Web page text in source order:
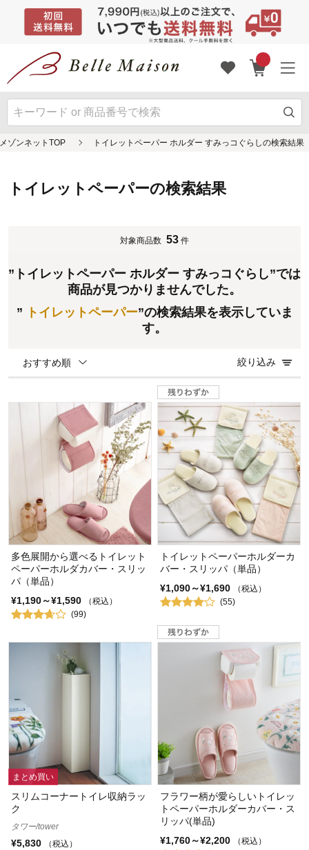
ゾンネットTOP トイレットペーパー ホルダー すみっコぐらしの検索結果
トイレットペーパーの検索結果
対象商品数 53 件
”トイレットペーパー ホルダー すみっコぐらし”では
商品が見つかりませんでした。
”
トイレットペーパー”の検索結果を表示していま
す。
おすすめ順 絞り込み
多色展開から選べるトイレット
ペーパーホルダカバー・スリッ
パ（単品）
¥1,190～¥1,590
（税込）
(99)
トイレットペーパーホルダーカ
バー・スリッパ（単品）
¥1,090～¥1,690
（税込）
(55)
まとめ買い
スリムコーナートイレ収納ラッ
ク
タワー/tower
¥5,830
（税込）
フラワー柄が愛らしいトイレッ
トペーパーホルダーカバー・ス
リッパ(単品)
¥1,760～¥2,200
（税込）